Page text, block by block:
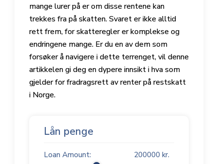
mange lurer på er om disse rentene kan
trekkes fra på skatten. Svaret er ikke alltid
rett frem, for skatteregler er komplekse og
endringene mange. Er du en av dem som
forsøker å navigere i dette terrenget, vil denne
artikkelen gi deg en dypere innsikt i hva som
gjelder for fradragsrett av renter på restskatt
i Norge.
Lån penge
Loan Amount: 200000 kr.